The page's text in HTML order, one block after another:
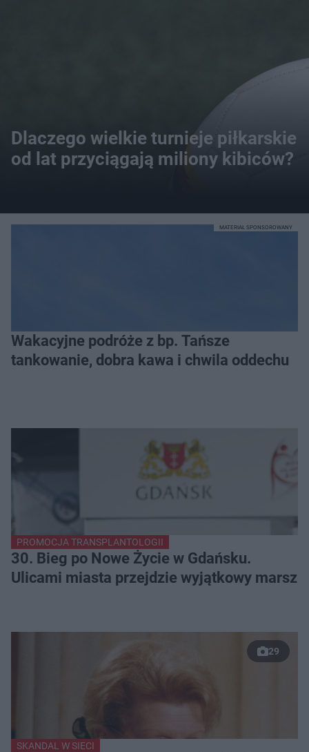
Dlaczego wielkie turnieje piłkarskie
od lat przyciągają miliony kibiców?
Wakacyjne podróże z bp. Tańsze
tankowanie, dobra kawa i chwila oddechu
MATERIAŁ SPONSOROWANY
PROMOCJA TRANSPLANTOLOGII
30. Bieg po Nowe Życie w Gdańsku.
Ulicami miasta przejdzie wyjątkowy marsz
29
SKANDAL W SIECI